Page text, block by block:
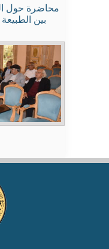
محاضرة حول
بين